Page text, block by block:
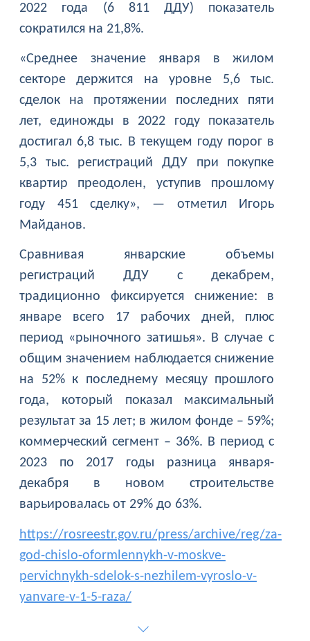
2022 года (6 811 ДДУ) показатель
сократился на 21,8%.
«Среднее значение января в жилом
секторе держится на уровне 5,6 тыс.
сделок на протяжении последних пяти
лет, единожды в 2022 году показатель
достигал 6,8 тыс. В текущем году порог в
5,3 тыс. регистраций ДДУ при покупке
квартир преодолен, уступив прошлому
году 451 сделку», — отметил Игорь
Майданов.
Сравнивая январские объемы
регистраций ДДУ с декабрем,
традиционно фиксируется снижение: в
январе всего 17 рабочих дней, плюс
период «рыночного затишья». В случае с
общим значением наблюдается снижение
на 52% к последнему месяцу прошлого
года, который показал максимальный
результат за 15 лет; в жилом фонде – 59%;
коммерческий сегмент – 36%. В период с
2023 по 2017 годы разница января-
декабря в новом строительстве
варьировалась от 29% до 63%.
https://rosreestr.gov.ru/press/archive/reg/za-
god-chislo-oformlennykh-v-moskve-
pervichnykh-sdelok-s-nezhilem-vyroslo-v-
yanvare-v-1-5-raza/